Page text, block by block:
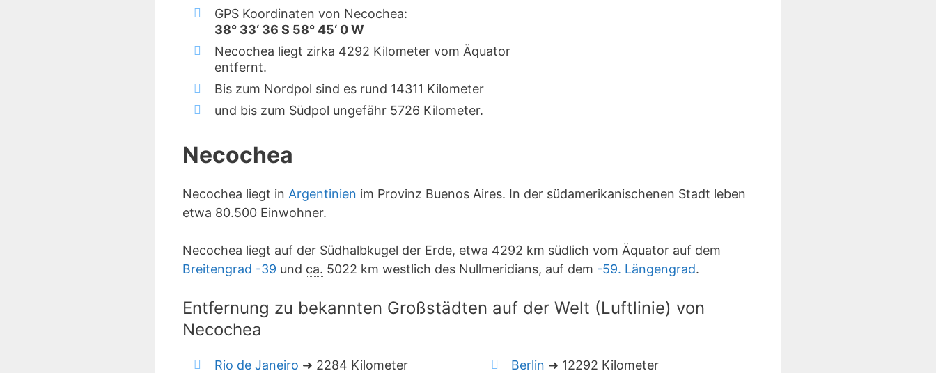
GPS Koordinaten von Necochea:
38° 33‘ 36 S 58° 45‘ 0 W
Necochea liegt zirka 4292 Kilometer vom Äquator
entfernt.
Bis zum Nordpol sind es rund 14311 Kilometer
und bis zum Südpol ungefähr 5726 Kilometer.
Necochea
Necochea liegt in Argentinien im Provinz Buenos Aires. In der südamerikanischenen Stadt leben
etwa 80.500 Einwohner.
Necochea liegt auf der Südhalbkugel der Erde, etwa 4292 km südlich vom Äquator auf dem
Breitengrad -39 und ca. 5022 km westlich des Nullmeridians, auf dem -59. Längengrad.
Entfernung zu bekannten Großstädten auf der Welt (Luftlinie) von
Necochea
Rio de Janeiro ➜ 2284 Kilometer
Berlin ➜ 12292 Kilometer